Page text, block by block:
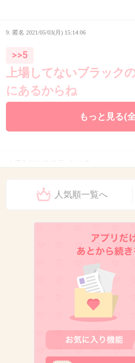
9. 匿名 2021/05/03(月) 15:14:06
>>5
上場してないブラック
にあるからね
悲しいランキング…
2021/05/03(月) 15:14:22
エイチアイエスが51位
旅行会社って人気企業
もっと見る(
人気順一覧へ